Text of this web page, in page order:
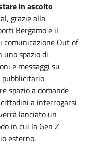
in ascolto
grazie alla
Bergamo e il
comunicazione Out of
uno spazio di
e messaggi su
pubblicitario
spazio a domande
a interrogarsi
lanciato un
in cui la Gen Z
esterno.